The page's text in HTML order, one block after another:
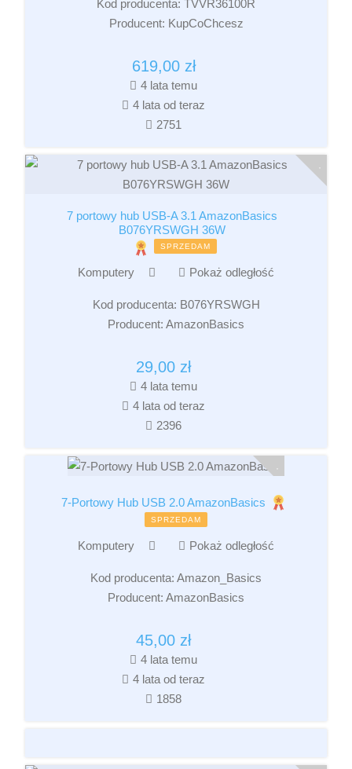
Kod producenta:
TVVR36100R
Producent: KupCoChcesz
619,00 zł
4 lata temu
4 lata od teraz
2751
7 portowy hub USB-A 3.1 AmazonBasics
B076YRSWGH 36W
SPRZEDAM
Komputery Pokaż odległość
Kod producenta: B076YRSWGH
Producent: AmazonBasics
29,00 zł
4 lata temu
4 lata od teraz
2396
7-Portowy Hub USB 2.0 AmazonBasics
SPRZEDAM
Komputery Pokaż odległość
Kod producenta: Amazon_Basics
Producent: AmazonBasics
45,00 zł
4 lata temu
4 lata od teraz
1858